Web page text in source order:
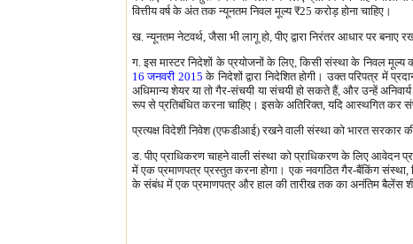
वित्तीय वर्ष के अंत तक न्यूनतम निवल मूल्य₹25 करोड़ होना चाहिए।
ख. न्यूनतम नेटवर्थ, जैसा भी लागू हो, पीए द्वारा निरंतर आधार पर बनाए
ग. इस मास्टर निदेशों के प्रयोजनों के लिए, किसी संस्था के निवल
16 जनवरी 2015 के निदेशों द्वारा निदेशित होगी। उक्त परिपत्र में
अधिमान्य शेयर या तो गैर-संचयी या संचयी हो सकते हैं, और उन्हें
रूप से प्रतिबंधित करना चाहिए। इसके अतिरिक्त, यदि आस्थगित कर
प्रत्यक्ष विदेशी निवेश (एफडीआई) रखने वाली संस्था को भारत सरकार
ड. पीए प्राधिकरण चाहने वाली संस्था को प्राधिकरण के लिए आवेदन
में एक प्रमाणपत्र प्रस्तुत करना होगा। एक नवगठित गैर-बैंकिंग संस्था,
के संबंध में एक प्रमाणपत्र और हाल की तारीख तक का अनंतिम बैलेंस